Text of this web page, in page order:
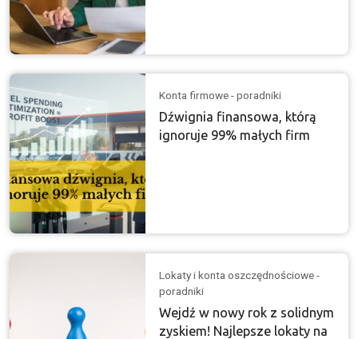
Konta firmowe - poradniki
Dźwignia finansowa, którą
ignoruje 99% małych firm
Lokaty i konta oszczędnościowe -
poradniki
Wejdź w nowy rok z solidnym
zyskiem! Najlepsze lokaty na